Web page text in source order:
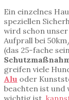
Ein einzelnes
speziellen
wird schon
Aufprall bei
(das 25-fache
greifen viele
Alu oder
beachten ist und